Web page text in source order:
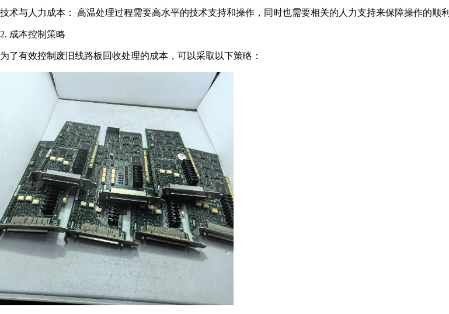
技术与人力成本： 高温处理过程需要高水平的技术支持和操作，同时也需要相关的人力支持来保障操作的顺利
2. 成本控制策略
为了有效控制废旧线路板回收处理的成本，可以采取以下策略：